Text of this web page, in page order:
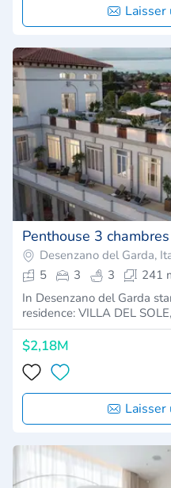
Laisser
Penthouse 3 chambres
Desenzano del Garda,
5
3 3
241
In Desenzano del Garda
residence: VILLA DEL
$2,18M
Laisser